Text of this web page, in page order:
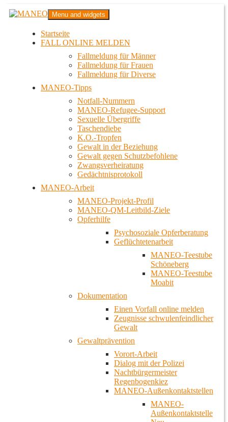
Zum
InhaltMANEO
Das schwule Anti-Gewalt-Projekt in Berlin
Menu and widgets
Startseite
FALL ONLINE MELDEN
Fallmeldung für Männer
Fallmeldung für Frauen
Fallmeldung für Diverse
MANEO-Tipps
Notfall-Nummern
MANEO-Refugee-Support
Sexuelle Übergriffe
Taschendiebe
K.O.-Tropfen
Gewalt in der Beziehung
Gewalt gegen Schutzbefohlene
Zwangsverheiratung
Gedächtnisprotokoll
MANEO-Arbeit
MANEO-Projekt-Profil
MANEO-QM-Leitbild-Ziele
Opferhilfe
Psychosoziale Opferberatung
Geflüchtetenarbeit
MANEO-Teestube
Schöneberg
MANEO-Teestube
Moabit
Dokumentation
Einen Vorfall online melden
Zeugnisse schwulenfeindlicher
Gewalt
Gewaltprävention
Vorort-Arbeit
Dialog mit der Polizei
Nachtbürgermeister
Regenbogenkiez
MANEO-Außenkontaktstellen
MANEO-
Außenkontaktstelle